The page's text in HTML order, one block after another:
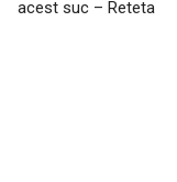
acest suc – Reteta